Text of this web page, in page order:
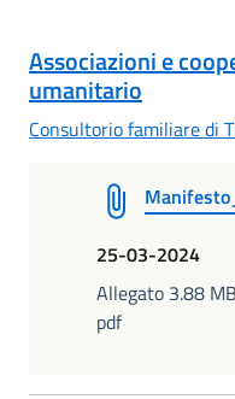
Associazioni e
umanitario
Consultorio familiare di
25-03-2024
Allegato 3.88
pdf